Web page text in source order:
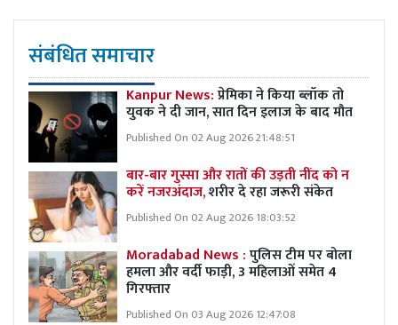
संबंधित समाचार
Kanpur News:प्रेमिका ने किया ब्लॉक तो
युवक ने दी जान, सात दिन इलाज के बाद मौत
Published On 02 Aug 2026 21:48:51
बार-बार गुस्सा और रातों की उड़ती नींद को न
करें नजरअंदाज,शरीर दे रहा जरूरी संकेत
Published On 02 Aug 2026 18:03:52
Moradabad News :पुलिस टीम पर बोला
हमला और वर्दी फाड़ी, 3 महिलाओं समेत 4
गिरफ्तार
Published On 03 Aug 2026 12:47:08